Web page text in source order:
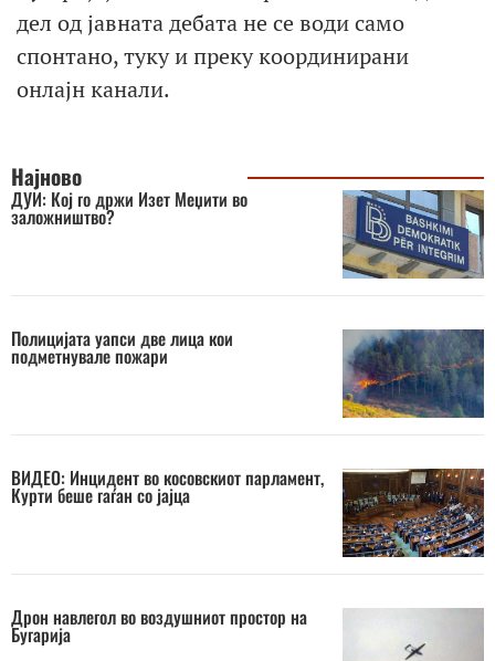
дел од јавната дебата не се води само
спонтано, туку и преку координирани
онлајн канали.
Најново
ДУИ: Кој го држи Изет Меџити во
заложништво?
Полицијата уапси две лица кои
подметнувале пожари
ВИДЕО: Инцидент во косовскиот парламент,
Курти беше гаѓан со јајца
Дрон навлегол во воздушниот простор на
Бугарија